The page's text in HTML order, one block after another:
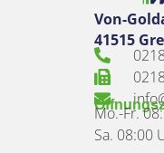
Von-
41515
Mo.-Fr.
Sa. 08:00